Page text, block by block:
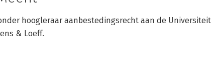
hoogleraar aanbestedingsrecht aan de Universiteit
& Loeff.